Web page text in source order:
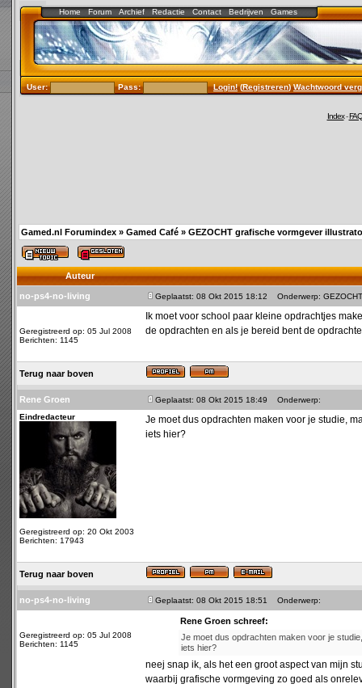
Home Forum Archief Redactie Contact Bedrijven Games
User: Pass: Login!(Registreren)Wachtwoord
Index-FAQ
Gamed.nl Forumindex » Gamed Café » GEZOCHT grafische vormgever
Auteur
no-ps4-no-living Geplaatst: 08 Okt 2015 18:12 Onderwerp:
Geregistreerd op: 05 Jul 2008
Berichten: 1145
Ik moet voor school paar kleine opdrachtjes
de opdrachten en als je bereid bent de
Terug naar boven
Rene Groen Geplaatst: 08 Okt 2015 18:49
Onderwerp:
Eindredacteur
Geregistreerd op: 20 Okt 2003
Berichten: 17943
Je moet dus opdrachten maken voor je studie,
iets hier?
Terug naar boven
no-ps4-no-living Geplaatst: 08 Okt 2015 18:51 Onderwerp:
Geregistreerd op: 05 Jul 2008
Berichten: 1145
Rene Groen schreef:
Je moet dus opdrachten maken voor je
iets hier?
neej snap ik, als het een groot aspect van mijn
waarbij grafische vormgeving zo goed als